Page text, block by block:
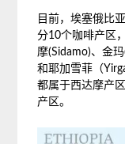
目前，埃塞俄比
分10个咖啡产区
摩(Sidamo)、金
和耶加雪菲（
都属于西达摩产
产区。